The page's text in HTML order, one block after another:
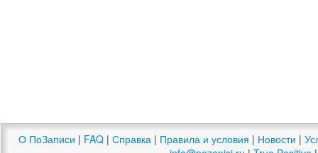
О ПоЗаписи | FAQ | Справка | Правила и условия | Новости |